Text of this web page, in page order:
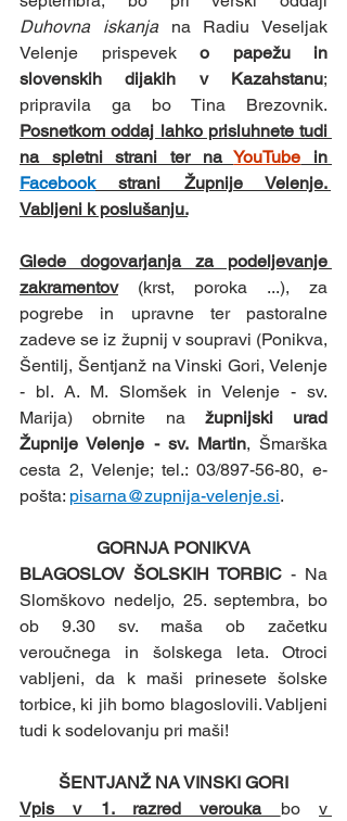
Duhovna iskanja na Radiu Veseljak
Velenje prispevek o papežu in
slovenskih dijakih v Kazahstanu;
Posnetkom oddaj lahko prisluhnete tudi
na spletni strani ter na YouTube
Facebook strani Župnije Velenje.
Vabljeni k poslušanju.
Glede dogovarjanja za podeljevanje
zakramentov
(krst, poroka ...), za
pogrebe in upravne ter pastoralne
zadeve se iz župnij v soupravi (Ponikva,
Šentilj, Šentjanž na Vinski Gori, Velenje
- bl. A. M. Slomšek in Velenje - sv.
Marija) obrnite na župnijski urad
Župnije Velenje - sv. Martin, Šmarška
cesta 2, Velenje; tel.: 03/897-56-80, e-
pošta: pisarna@zupnija-velenje.si.
GORNJA PONIKVA
BLAGOSLOV ŠOLSKIH TORBIC - Na
Slomškovo nedeljo, 25. septembra, bo
ob 9.30 sv. maša ob začetku
veroučnega in šolskega leta. Otroci
vabljeni, da k maši prinesete šolske
torbice, ki jih bomo blagoslovili. Vabljeni
tudi k sodelovanju pri maši!
ŠENTJANŽ NA VINSKI GORI
Vpis v 1. razred verouka bo v